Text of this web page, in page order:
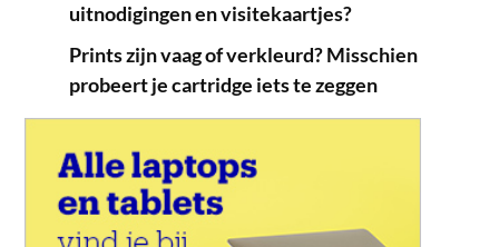
uitnodigingen en visitekaartjes?
Prints zijn vaag of verkleurd? Misschien
probeert je cartridge iets te zeggen